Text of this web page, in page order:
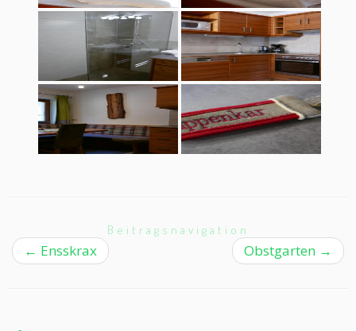
Beitragsnavigation
← Ensskrax Obstgarten →